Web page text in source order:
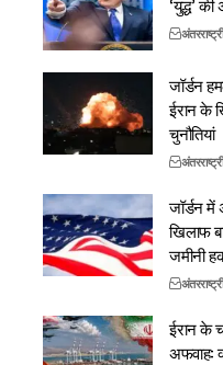
जॉर्डन
ईरान के
चुनौतियां
जॉर्डन
खिलाफ
जमीनी
ईरान के
अफवाह: